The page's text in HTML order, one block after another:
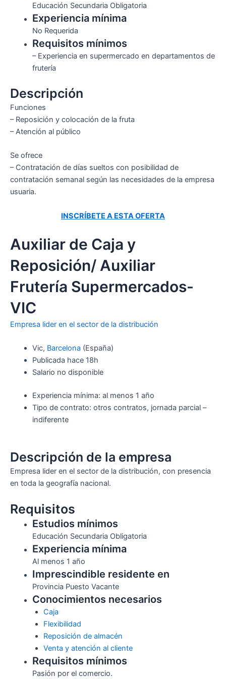
Educación Secundaria Obligatoria
Experiencia mínima
No Requerida
Requisitos mínimos
– Experiencia en supermercado en departamentos de
frutería
Descripción
Funciones
– Reposición y colocación de la fruta
– Atención al público
Se ofrece
– Contratación de días sueltos con posibilidad de
contratación semanal según las necesidades de la empresa
usuaria.
INSCRÍBETE A ESTA OFERTA
Auxiliar de Caja y
Reposición/ Auxiliar
Frutería Supermercados-
VIC
Empresa lider en el sector de la distribución
Vic, Barcelona (España)
Publicada hace 18h
Salario no disponible
Experiencia mínima: al menos 1 año
Tipo de contrato: otros contratos, jornada parcial –
indiferente
Descripción de la empresa
Empresa lider en el sector de la distribución, con presencia
en toda la geografía nacional.
Requisitos
Estudios mínimos
Educación Secundaria Obligatoria
Experiencia mínima
Al menos 1 año
Imprescindible residente en
Provincia Puesto Vacante
Conocimientos necesarios
Caja
Flexibilidad
Reposición de almacén
Venta y atención al cliente
Requisitos mínimos
Pasión por el comercio.